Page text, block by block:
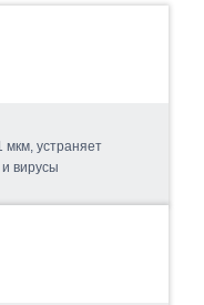
устраняет
вирусы